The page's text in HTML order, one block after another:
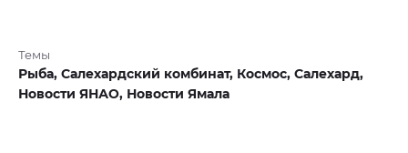
Темы
Рыба, Салехардский комбинат, Космос, Салехард,
Новости ЯНАО, Новости Ямала